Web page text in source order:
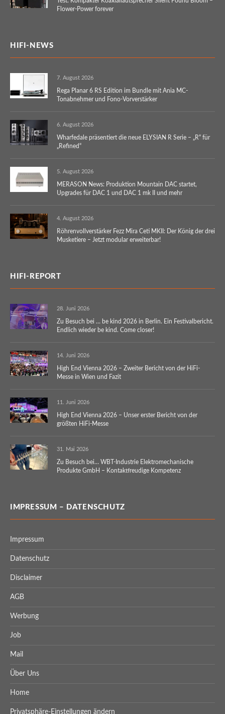
Flower-Power forever
HIFI-NEWS
7. August 2026
Rega Planar 6 RS Edition im Bundle mit Ania MC-
Tonabnehmer und Fono-Vorverstärker
6. August 2026
Wharfedale präsentiert die neue ELYSIAN R Serie – „R“ für
„Refined“
5. August 2026
MERASON News: Produktion Mountain DAC startet,
Upgrades für DAC 1 und DAC 1 mk II und mehr
4. August 2026
Röhrenvollverstärker Fezz Mira Ceti MKII: Der König der drei
Musketiere – Jetzt modular erweiterbar!
HIFI-REPORT
28. Juni 2026
Zu Besuch bei … be kind 2026 in Berlin. Ein Festivalbericht.
Endlich wieder be kind. Come closer!
14. Juni 2026
High End Vienna 2026 – Zweiter Bericht von der HiFi-
Messe in Wien und Fazit
11. Juni 2026
High End Vienna 2026 – Unser erster Bericht von der
größten HiFi-Messe
31. Mai 2026
Zu Besuch bei… WBT-Industrie Elektromechanische
Produkte GmbH – Kontaktfreudige Kompetenz
IMPRESSUM – DATENSCHUTZ
Impressum
Datenschutz
Disclaimer
AGB
Werbung
Job
Mail
Über Uns
Home
Privatsphäre-Einstellungen ändern